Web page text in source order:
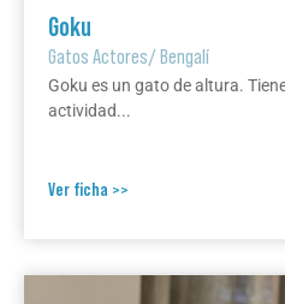
Goku
Gatos Actores/Bengalí
Goku es un gato de altura.
actividad...
Ver ficha >>